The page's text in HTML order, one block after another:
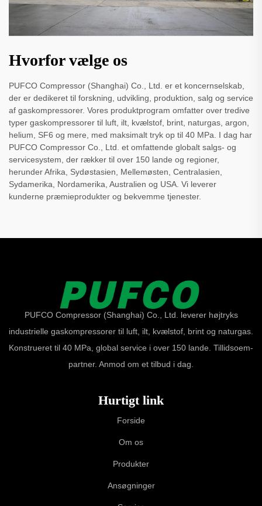
Hvorfor vælge os
PUFCO Compressor (Shanghai) Co., Ltd. er et koncernselskab,
der er dedikeret til forskning, udvikling, produktion, salg og service
af gaskompressorer. Vores produktprogram omfatter over tredive
typer gaskompressorer til luft, ilt, kvælstof, brint, naturgas, argon,
helium, SF6 og mere, med maksimalt tryk op til 40 MPa. I dag har
PUFCO Compressor Co., Ltd. et omfattende globalt salgs- og
servicesystem, der rækker til over 150 lande og regioner,
herunder Afrika, Sydøstasien, Mellemøsten, Centralasien,
Sydamerika, Nordamerika, Australien og USA. Vi leverer
kunderne præmieprodukter og bekvemme tjenester.
PUFCO Compressor (Shanghai) Co., Ltd. leverer højtryks
industrielle gaskompressorer til luft, ilt, kvælstof, brint og naturgas.
Konstrueret til 40 MPa, global service i over 150 lande. Tillidsoem-
partner. Anmod om et tilbud i dag.
Hurtigt link
Forside
Om os
Produkter
Ansøgninger